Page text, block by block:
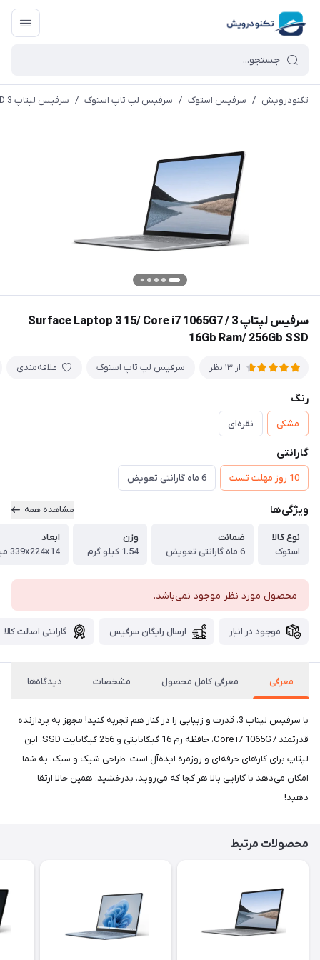
تکنودرویش / سرفیس استوک / سرفیس لپ تاپ استوک / سرفیس لپتاپ 3 Surface Laptop 3 15/ Core i7 1065G7 / 16Gb Ram/ 256Gb SSD
سرفیس لپتاپ 3 Surface Laptop 3 15/ Core i7 1065G7 /
16Gb Ram/ 256Gb SSD
از 13 نظر سرفیس لپ تاپ استوک علاقه‌مندی
رنگ
مشکی نقره‌ای
گارانتی
10 روز مهلت تست 6 ماه گارانتی تعویض
ویژگی‌ها مشاهده همه
نوع کالا
استوک
ضمانت
6 ماه گارانتی تعویض
وزن
1.54 کیلو گرم
ابعاد
339x224x14 میلی‌متر
محصول مورد نظر موجود نمی‌باشد.
موجود در انبار ارسال رایگان سرفیس گارانتی اصالت کالا
معرفی معرفی کامل محصول مشخصات دیدگاه‌ها
با سرفیس لپتاپ 3، قدرت و زیبایی را در کنار هم تجربه کنید! مجهز به پردازنده
قدرتمند Core i7 1065G7، حافظه رم 16 گیگابایتی و 256 گیگابایت SSD، این
لپتاپ برای کارهای حرفه‌ای و روزمره ایده‌آل است. طراحی شیک و سبک، به شما
امکان می‌دهد با کارایی بالا هر کجا که می‌روید، بدرخشید. همین حالا ارتقا
دهید!
محصولات مرتبط